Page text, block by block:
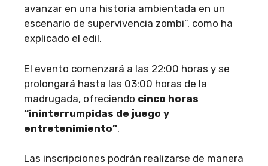
avanzar en una historia ambientada en un
escenario de supervivencia zombi”, como ha
explicado el edil.
El evento comenzará a las 22:00 horas y se
prolongará hasta las 03:00 horas de la
madrugada, ofreciendo cinco horas
“ininterrumpidas de juego y
entretenimiento”.
Las inscripciones podrán realizarse de manera